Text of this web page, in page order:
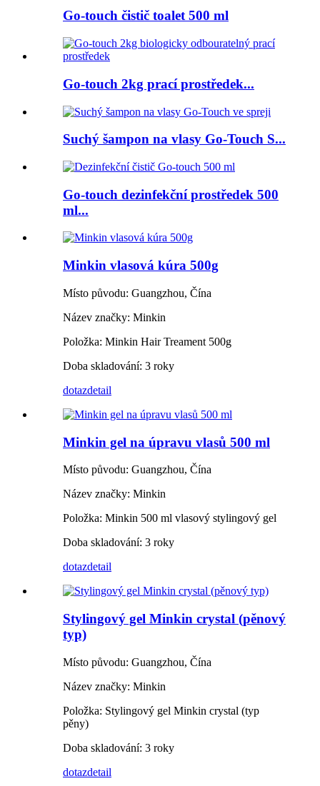
Go-touch čistič toalet 500 ml
Go-touch 2kg prací prostředek...
Suchý šampon na vlasy Go-Touch S...
Go-touch dezinfekční prostředek 500
ml...
Minkin vlasová kúra 500g
Místo původu: Guangzhou, Čína
Název značky: Minkin
Položka: Minkin Hair Treament 500g
Doba skladování: 3 roky
dotazdetail
Minkin gel na úpravu vlasů 500 ml
Místo původu: Guangzhou, Čína
Název značky: Minkin
Položka: Minkin 500 ml vlasový stylingový gel
Doba skladování: 3 roky
dotazdetail
Stylingový gel Minkin crystal (pěnový
typ)
Místo původu: Guangzhou, Čína
Název značky: Minkin
Položka: Stylingový gel Minkin crystal (typ
pěny)
Doba skladování: 3 roky
dotazdetail